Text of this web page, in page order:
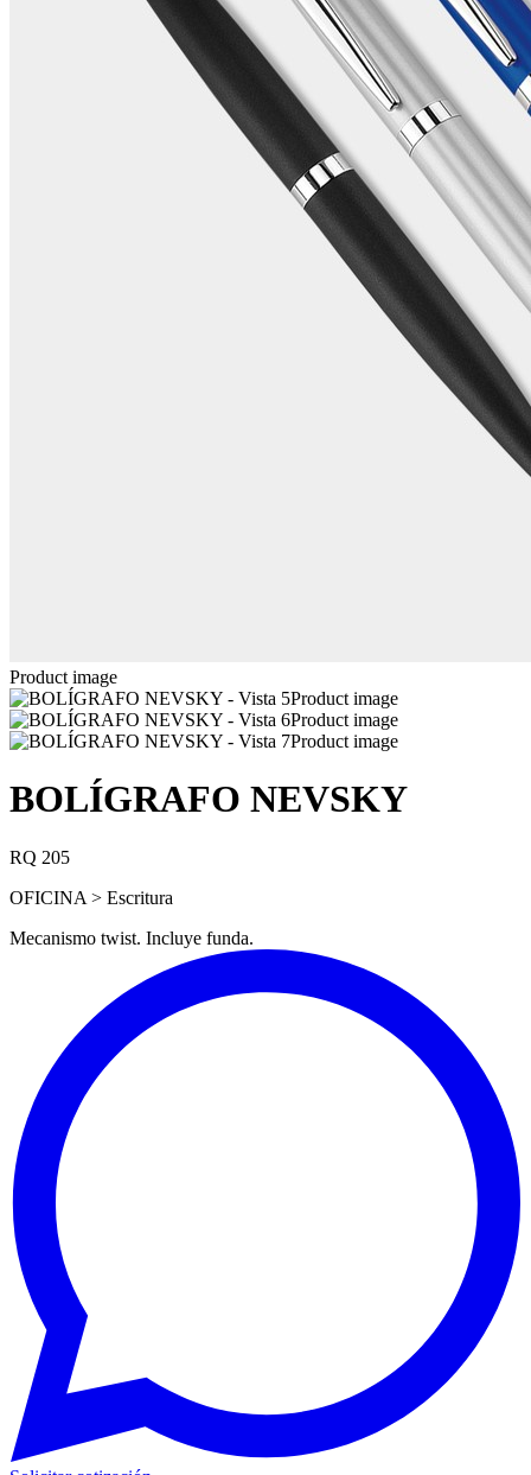
Product image
Product image
Product image
Product image
BOLÍGRAFO NEVSKY
RQ 205
OFICINA > Escritura
Mecanismo twist. Incluye funda.